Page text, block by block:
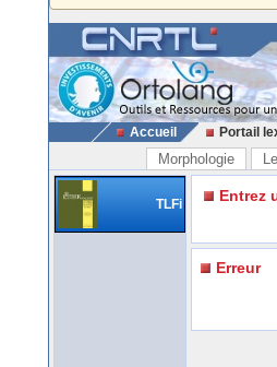
Accueil Portail
Morphologie
TLFi Entrez
Erreur